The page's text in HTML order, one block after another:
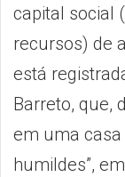
capital social
recursos) de
está
Barreto, que,
em uma casa
humildes”,